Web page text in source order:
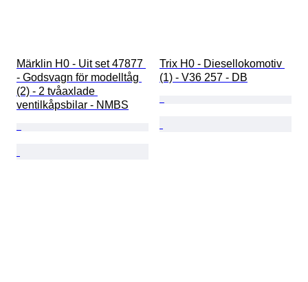
Märklin H0 - Uit set 47877
- Godsvagn för modelltåg
(2) - 2 tvåaxlade
ventilkåpsbilar - NMBS
Trix H0 - Diesellokomotiv
(1) - V36 257 - DB